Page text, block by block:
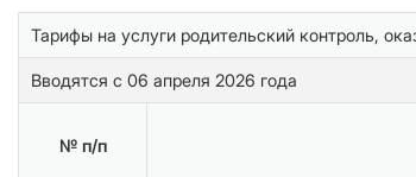
Тарифы на услуги родительский контроль,
Вводятся с 06 апреля 2026 года
№ п/п